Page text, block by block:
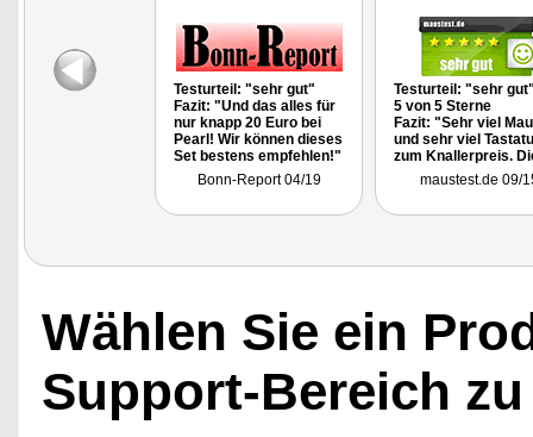
Testurteil: "sehr gut"
Fazit: "Und das alles für
nur knapp 20 Euro bei
Pearl! Wir können dieses
Set bestens empfehlen!"
Bonn-Report 04/19
Testurteil: "sehr
5 von 5 Sterne
Fazit: "Sehr viel
und sehr viel
zum Knallerpreis.
Funkmaus
guter Abtastrate und
machen diese
Kombination zur
maustest.de 09/
Wählen Sie ein
Support-Bereich